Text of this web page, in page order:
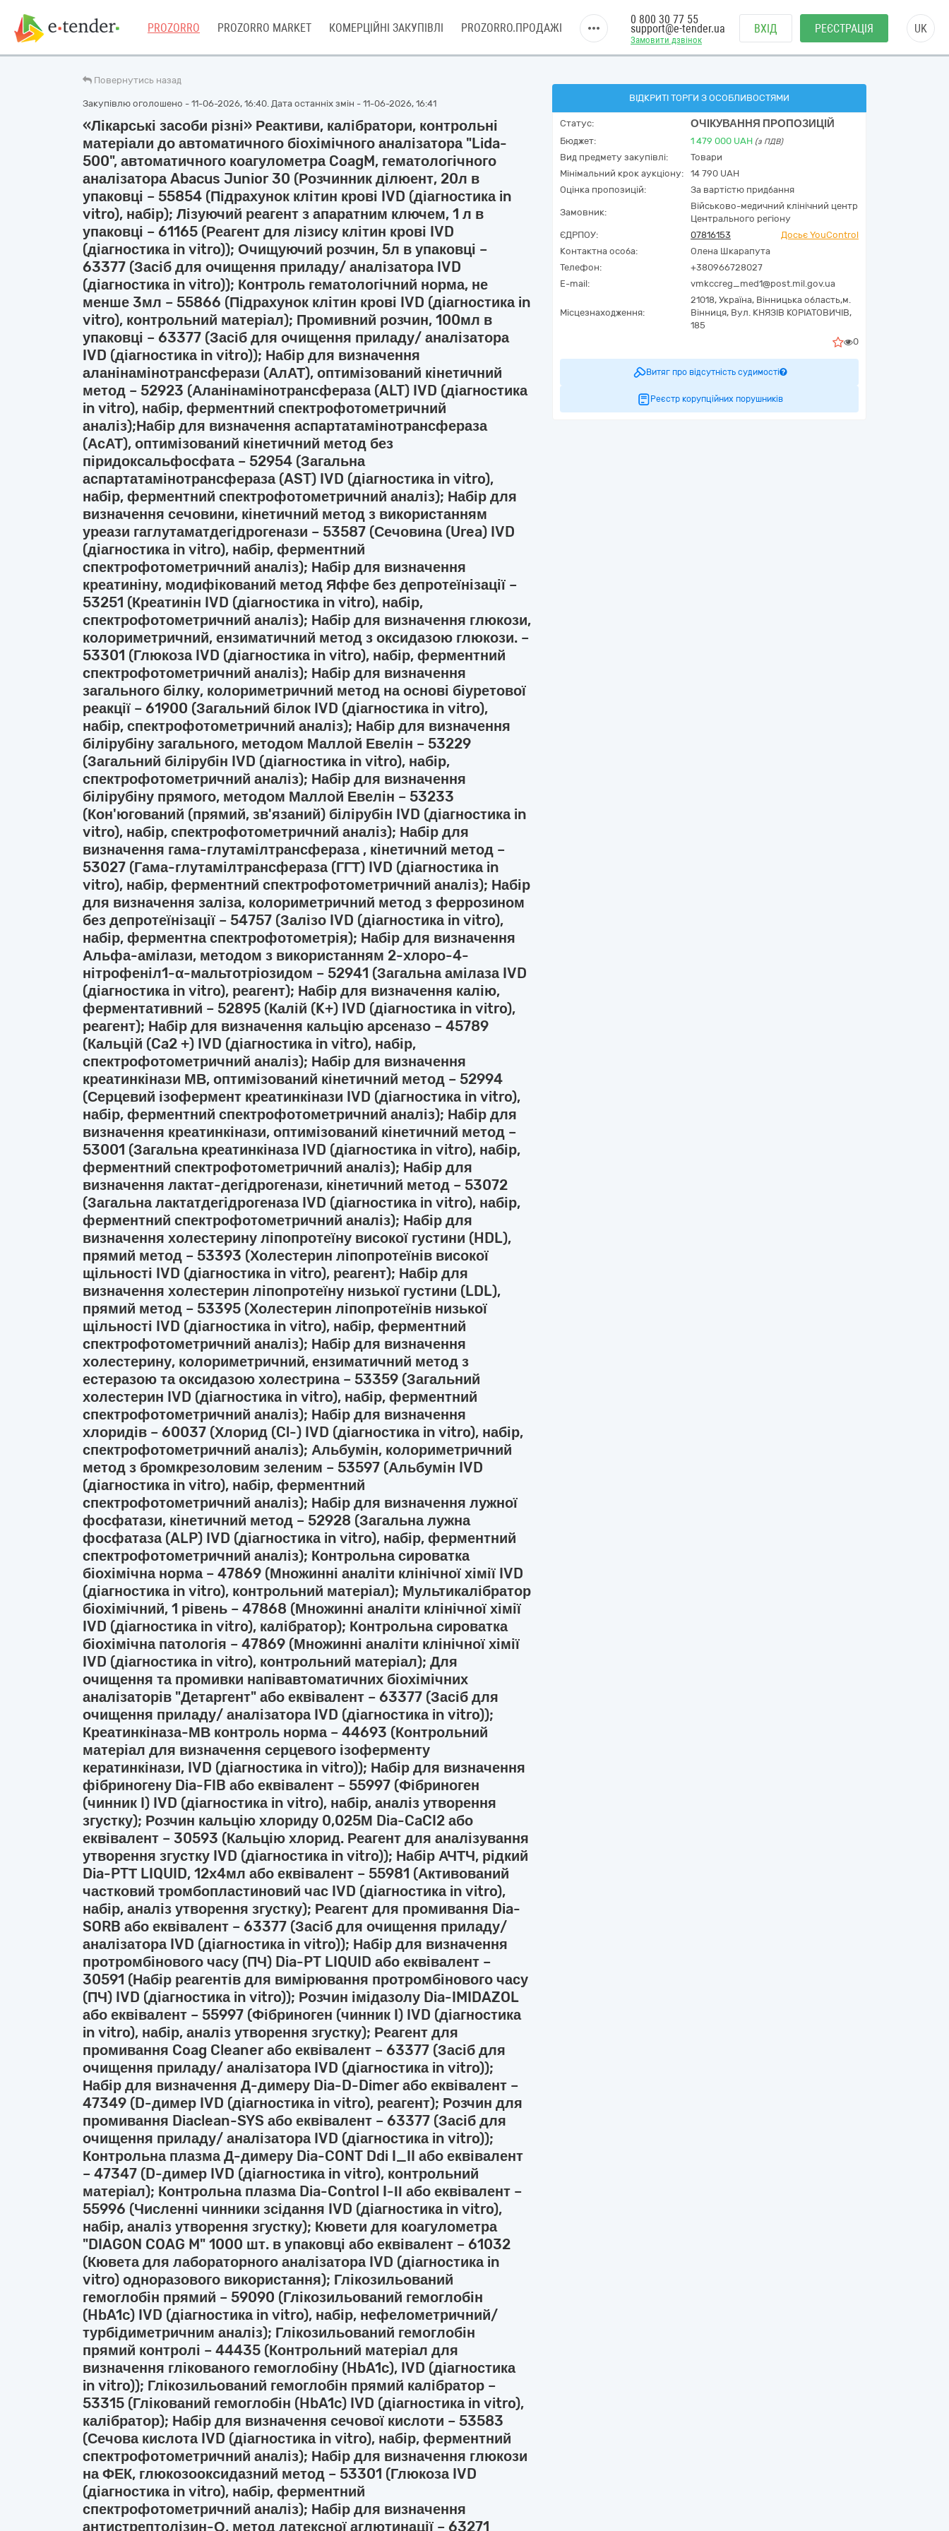
PROZORRO PROZORRO MARKET КОМЕРЦІЙНІ ЗАКУПІВЛІ PROZORRO.ПРОДАЖІ
Замовити дзвінок
0 800 30 77 55
support@e-tender.ua ВХІД РЕЄСТРАЦІЯ UK
Повернутись назад
Закупівлю оголошено - 11-06-2026, 16:40. Дата останніх змін - 11-06-2026, 16:41
«Лікарські засоби різні» Реактиви, калібратори, контрольні
матеріали до автоматичного біохімічного аналізатора "Lida-
500", автоматичного коагулометра CoagM, гематологічного
аналізатора Abacus Junior 30 (Розчинник ділюент, 20л в
упаковці – 55854 (Підрахунок клітин крові IVD (діагностика in
vitro), набір); Лізуючий реагент з апаратним ключем, 1 л в
упаковці – 61165 (Реагент для лізису клітин крові IVD
(діагностика in vitro)); Очищуючий розчин, 5л в упаковці –
63377 (Засіб для очищення приладу/ аналізатора IVD
(діагностика in vitro)); Контроль гематологічний норма, не
менше 3мл – 55866 (Підрахунок клітин крові IVD (діагностика in
vitro), контрольний матеріал); Промивний розчин, 100мл в
упаковці – 63377 (Засіб для очищення приладу/ аналізатора
IVD (діагностика in vitro)); Набір для визначення
аланінамінотрансферази (АлАТ), оптимізований кінетичний
метод – 52923 (Аланінамінотрансфераза (ALT) IVD (діагностика
in vitro), набір, ферментний спектрофотометричний
аналіз);Набір для визначення аспартатамінотрансфераза
(АсАТ), оптимізований кінетичний метод без
піридоксальфосфата – 52954 (Загальна
аспартатамінотрансфераза (AST) IVD (діагностика in vitro),
набір, ферментний спектрофотометричний аналіз); Набір для
визначення сечовини, кінетичний метод з використанням
уреази гаглутаматдегідрогенази – 53587 (Сечовина (Urea) IVD
(діагностика in vitro), набір, ферментний
спектрофотометричний аналіз); Набір для визначення
креатиніну, модифікований метод Яффе без депротеїнізації –
53251 (Креатинін IVD (діагностика in vitro), набір,
спектрофотометричний аналіз); Набір для визначення глюкози,
колориметричний, ензиматичний метод з оксидазою глюкози. –
53301 (Глюкоза IVD (діагностика in vitro), набір, ферментний
спектрофотометричний аналіз); Набір для визначення
загального білку, колориметричний метод на основі біуретової
реакції – 61900 (Загальний білок IVD (діагностика in vitro),
набір, спектрофотометричний аналіз); Набір для визначення
білірубіну загального, методом Маллой Евелін – 53229
(Загальний білірубін IVD (діагностика in vitro), набір,
спектрофотометричний аналіз); Набір для визначення
білірубіну прямого, методом Маллой Евелін – 53233
(Кон'югований (прямий, зв'язаний) білірубін IVD (діагностика in
vitro), набір, спектрофотометричний аналіз); Набір для
визначення гама-глутамілтрансфераза , кінетичний метод –
53027 (Гама-глутамілтрансфераза (ГГТ) IVD (діагностика in
vitro), набір, ферментний спектрофотометричний аналіз); Набір
для визначення заліза, колориметричний метод з феррозином
без депротеїнізації – 54757 (Залізо IVD (діагностика in vitro),
набір, ферментна спектрофотометрія); Набір для визначення
Альфа-амілази, методом з використанням 2-хлоро-4-
нітрофеніл1-α-мальтотріозидом – 52941 (Загальна амілаза IVD
(діагностика in vitro), реагент); Набір для визначення калію,
ферментативний – 52895 (Калій (K+) IVD (діагностика in vitro),
реагент); Набір для визначення кальцію арсеназо – 45789
(Кальцій (Ca2 +) IVD (діагностика in vitro), набір,
спектрофотометричний аналіз); Набір для визначення
креатинкінази МВ, оптимізований кінетичний метод – 52994
(Серцевий ізофермент креатинкінази IVD (діагностика in vitro),
набір, ферментний спектрофотометричний аналіз); Набір для
визначення креатинкінази, оптимізований кінетичний метод –
53001 (Загальна креатинкіназа IVD (діагностика in vitro), набір,
ферментний спектрофотометричний аналіз); Набір для
визначення лактат-дегідрогенази, кінетичний метод – 53072
(Загальна лактатдегідрогеназа IVD (діагностика in vitro), набір,
ферментний спектрофотометричний аналіз); Набір для
визначення холестерину ліпопротеїну високої густини (HDL),
прямий метод – 53393 (Холестерин ліпопротеїнів високої
щільності IVD (діагностика in vitro), реагент); Набір для
визначення холестерин ліпопротеїну низької густини (LDL),
прямий метод – 53395 (Холестерин ліпопротеїнів низької
щільності IVD (діагностика in vitro), набір, ферментний
спектрофотометричний аналіз); Набір для визначення
холестерину, колориметричний, ензиматичний метод з
естеразою та оксидазою холестрина – 53359 (Загальний
холестерин IVD (діагностика in vitro), набір, ферментний
спектрофотометричний аналіз); Набір для визначення
хлоридів – 60037 (Хлорид (Cl-) IVD (діагностика in vitro), набір,
спектрофотометричний аналіз); Альбумін, колориметричний
метод з бромкрезоловим зеленим – 53597 (Альбумін IVD
(діагностика in vitro), набір, ферментний
спектрофотометричний аналіз); Набір для визначення лужної
фосфатази, кінетичний метод – 52928 (Загальна лужна
фосфатаза (ALP) IVD (діагностика in vitro), набір, ферментний
спектрофотометричний аналіз); Контрольна сироватка
біохімічна норма – 47869 (Множинні аналіти клінічної хімії IVD
(діагностика in vitro), контрольний матеріал); Мультикалібратор
біохімічний, 1 рівень – 47868 (Множинні аналіти клінічної хімії
IVD (діагностика in vitro), калібратор); Контрольна сироватка
біохімічна патологія – 47869 (Множинні аналіти клінічної хімії
IVD (діагностика in vitro), контрольний матеріал); Для
очищення та промивки напівавтоматичних біохімічних
аналізаторів "Детаргент" або еквівалент – 63377 (Засіб для
очищення приладу/ аналізатора IVD (діагностика in vitro));
Креатинкіназа-МВ контроль норма – 44693 (Контрольний
матеріал для визначення серцевого ізоферменту
кератинкінази, IVD (діагностика in vitro)); Набір для визначення
фібриногену Dia-FIB або еквівалент – 55997 (Фібриноген
(чинник I) IVD (діагностика in vitro), набір, аналіз утворення
згустку); Розчин кальцію хлориду 0,025М Dia-CaCI2 або
еквівалент – 30593 (Кальцію хлорид. Реагент для аналізування
утворення згустку IVD (діагностика in vitro)); Набір АЧТЧ, рідкий
Dia-PTТ LIQUID, 12х4мл або еквівалент – 55981 (Активований
частковий тромбопластиновий час IVD (діагностика in vitro),
набір, аналіз утворення згустку); Реагент для промивання Dia-
SORB або еквівалент – 63377 (Засіб для очищення приладу/
аналізатора IVD (діагностика in vitro)); Набір для визначення
протромбінового часу (ПЧ) Dia-PT LIQUID або еквівалент –
30591 (Набір реагентів для вимірювання протромбінового часу
(ПЧ) IVD (діагностика in vitro)); Розчин імідазолу Dia-IMIDAZOL
або еквівалент – 55997 (Фібриноген (чинник I) IVD (діагностика
in vitro), набір, аналіз утворення згустку); Реагент для
промивання Coag Cleaner або еквівалент – 63377 (Засіб для
очищення приладу/ аналізатора IVD (діагностика in vitro));
Набір для визначення Д-димеру Dia-D-Dimer або еквівалент –
47349 (D-димер IVD (діагностика in vitro), реагент); Розчин для
промивання Diaclean-SYS або еквівалент – 63377 (Засіб для
очищення приладу/ аналізатора IVD (діагностика in vitro));
Контрольна плазма Д-димеру Dia-CONT Ddi I_II або еквівалент
– 47347 (D-димер IVD (діагностика in vitro), контрольний
матеріал); Контрольна плазма Dia-Control I-ІІ або еквівалент –
55996 (Численні чинники зсідання IVD (діагностика in vitro),
набір, аналіз утворення згустку); Кювети для коагулометра
"DIAGON COAG M" 1000 шт. в упаковці або еквівалент – 61032
(Кювета для лабораторного аналізатора IVD (діагностика in
vitro) одноразового використання); Глікозильований
гемоглобін прямий – 59090 (Глікозильований гемоглобін
(HbA1c) IVD (діагностика in vitro), набір, нефелометричний/
турбідиметричним аналіз); Глікозильований гемоглобін
прямий контролі – 44435 (Контрольний матеріал для
визначення глікованого гемоглобіну (HbA1c), IVD (діагностика
in vitro)); Глікозильований гемоглобін прямий калібратор –
53315 (Глікований гемоглобін (HbA1c) IVD (діагностика in vitro),
калібратор); Набір для визначення сечової кислоти – 53583
(Сечова кислота IVD (діагностика in vitro), набір, ферментний
спектрофотометричний аналіз); Набір для визначення глюкози
на ФЕК, глюкозооксидазний метод – 53301 (Глюкоза IVD
(діагностика in vitro), набір, ферментний
спектрофотометричний аналіз); Набір для визначення
антистрептолізин-О, метод латексної аглютинації – 63271
ВІДКРИТІ ТОРГИ З ОСОБЛИВОСТЯМИ
Статус: ОЧІКУВАННЯ ПРОПОЗИЦІЙ
Бюджет: 1 479 000 UAH (з ПДВ)
Вид предмету закупівлі:
Товари
Мінімальний крок аукціону:
14 790 UAH
Оцінка пропозицій:
За вартістю придбання
Замовник:
Військово-медичний клінічний центр
Центрального регіону
ЄДРПОУ:
07816153
Досьє YouControl
Контактна особа:
Олена Шкарапута
Телефон:
+380966728027
E-mail:
vmkccreg_med1@post.mil.gov.ua
Місцезнаходження:
21018, Україна, Вінницька область,м.
Вінниця, Вул. КНЯЗІВ КОРІАТОВИЧІВ,
185
0
Витяг про відсутність судимості
Реєстр корупційних порушників